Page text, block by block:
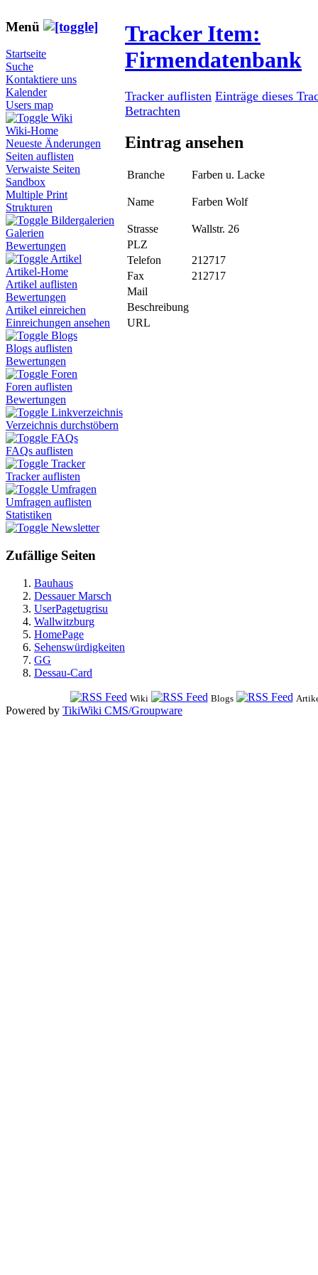
Menü
Startseite
Suche
Kontaktiere uns
Kalender
Users map
Wiki
Wiki-Home
Neueste Änderungen
Seiten auflisten
Verwaiste Seiten
Sandbox
Multiple Print
Strukturen
Bildergalerien
Galerien
Bewertungen
Artikel
Artikel-Home
Artikel auflisten
Bewertungen
Artikel einreichen
Einreichungen ansehen
Blogs
Blogs auflisten
Bewertungen
Foren
Foren auflisten
Bewertungen
Linkverzeichnis
Verzeichnis durchstöbern
FAQs
FAQs auflisten
Tracker
Tracker auflisten
Umfragen
Umfragen auflisten
Statistiken
Newsletter
Zufällige Seiten
Bauhaus
Dessauer Marsch
UserPagetugrisu
Wallwitzburg
HomePage
Sehenswürdigkeiten
GG
Dessau-Card
Tracker Item:
Firmendatenbank
Tracker auflisten Einträge dieses
Betrachten
Eintrag ansehen
Branche Farben u. Lacke
Name Farben Wolf
Strasse
Wallstr. 26
PLZ
Telefon
212717
Fax
212717
Mail
Beschreibung
URL
Wiki Blogs
Powered by TikiWiki CMS/Groupware